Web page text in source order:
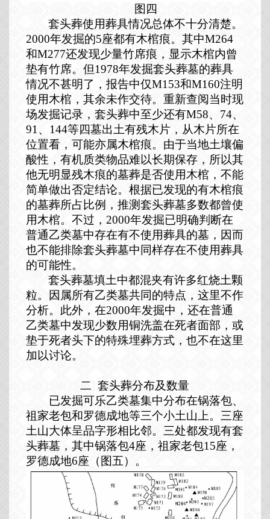
图四
套头葬使用葬具情况总体不十分清楚。
2000年发掘的5座都有木棺痕。其中M264
和M277还发现少量竹席痕，显示木棺内曾
垫有竹席。但1978年发掘套头葬墓的葬具
情况不甚明了，报告中仅M153和M160注明
使用木棺，其余未作交待。重新查阅当时现
场发掘记录，套头葬中至少还有M58、 74、
91 、 144等四墓出土有残木片，从木片所在
位置看，可能亦属木棺痕。由于当地土壤偏
酸性，有机质类物品难以长期保存，所以其
他无明显残木痕的墓葬是否使用木棺，不能
简单做出否定结论。根据已发现的有木棺痕
的墓葬所占比例，推测套头葬墓多数都曾使
用木棺。不过， 2000年发掘已明确判断在
普通乙类墓中存在有不使用葬具的墓，因而
也不能排除套头葬墓中同样存在不使用葬具
的可能性。
套头葬墓填土中都混夹有许多红烧土颗
粒。因属所有乙类墓共同的特点，这里不作
分析。此外，在2000年发掘中，还在普通
乙类墓中发现少数用铜洗盖在死者面部，或
垫于死者头下的特殊埋葬方式，也不在这里
加以讨论。
二 套头葬分布及数量
已发掘可乐乙类墓集中分布在锅落包、
祖家老包和罗德成地等三个小土山上。三座
土山大体呈品字形相比邻。三处都发现有套
头葬墓，其中锅落包4座，祖家老包15座，
罗德成地6座（图五）。